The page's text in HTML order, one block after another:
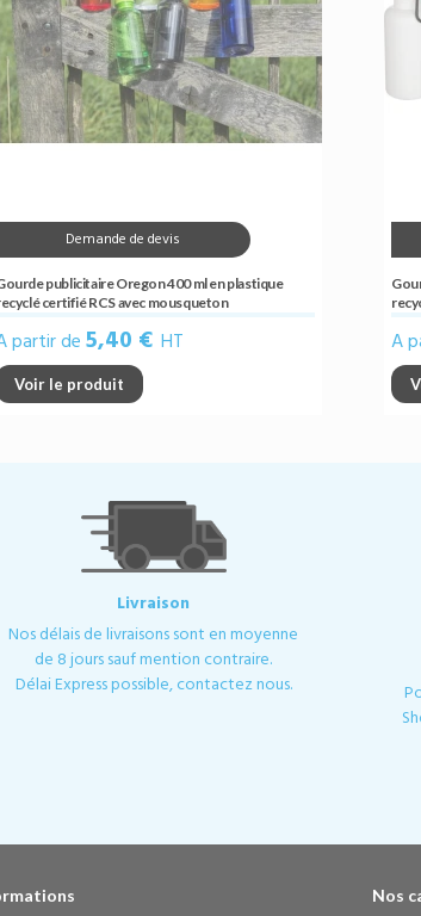
Demande de devis
publicitaire Oregon 400 ml en plastique
certifié RCS avec mousqueton
partir de5,40 € HT
Voir le produit
A
Livraison
Nos délais de livraisons sont en moyenne
de 8 jours sauf mention contraire.
Délai Express possible, contactez nous.
Nos